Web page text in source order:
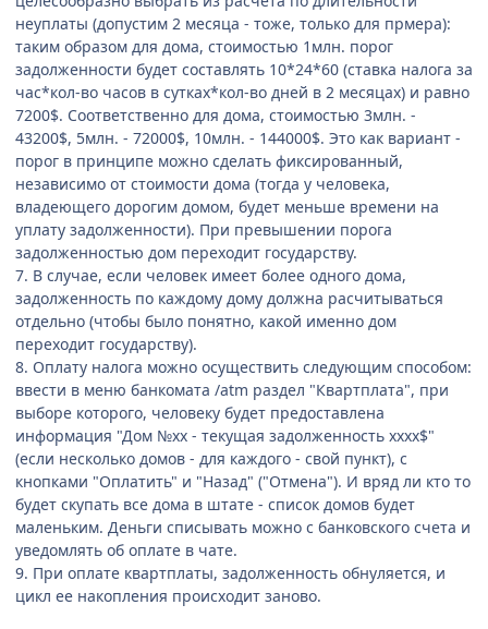
неуплаты (допустим 2 месяца - тоже, только для прмера):
таким образом для дома, стоимостью 1млн. порог
задолженности будет составлять 10*24*60 (ставка налога за
час*кол-во часов в сутках*кол-во дней в 2 месяцах) и равно
7200$. Соответственно для дома, стоимостью 3млн. -
43200$, 5млн. - 72000$, 10млн. - 144000$. Это как вариант -
порог в принципе можно сделать фиксированный,
независимо от стоимости дома (тогда у человека,
владеющего дорогим домом, будет меньше времени на
уплату задолженности). При превышении порога
задолженностью дом переходит государству.
7. В случае, если человек имеет более одного дома,
задолженность по каждому дому должна расчитываться
отдельно (чтобы было понятно, какой именно дом
переходит государству).
8. Оплату налога можно осуществить следующим способом:
ввести в меню банкомата /atm раздел "Квартплата", при
выборе которого, человеку будет предоставлена
информация "Дом №хх - текущая задолженность хххх$"
(если несколько домов - для каждого - свой пункт), с
кнопками "Оплатить" и "Назад" ("Отмена"). И вряд ли кто то
будет скупать все дома в штате - список домов будет
маленьким. Деньги списывать можно с банковского счета и
уведомлять об оплате в чате.
9. При оплате квартплаты, задолженность обнуляется, и
цикл ее накопления происходит заново.